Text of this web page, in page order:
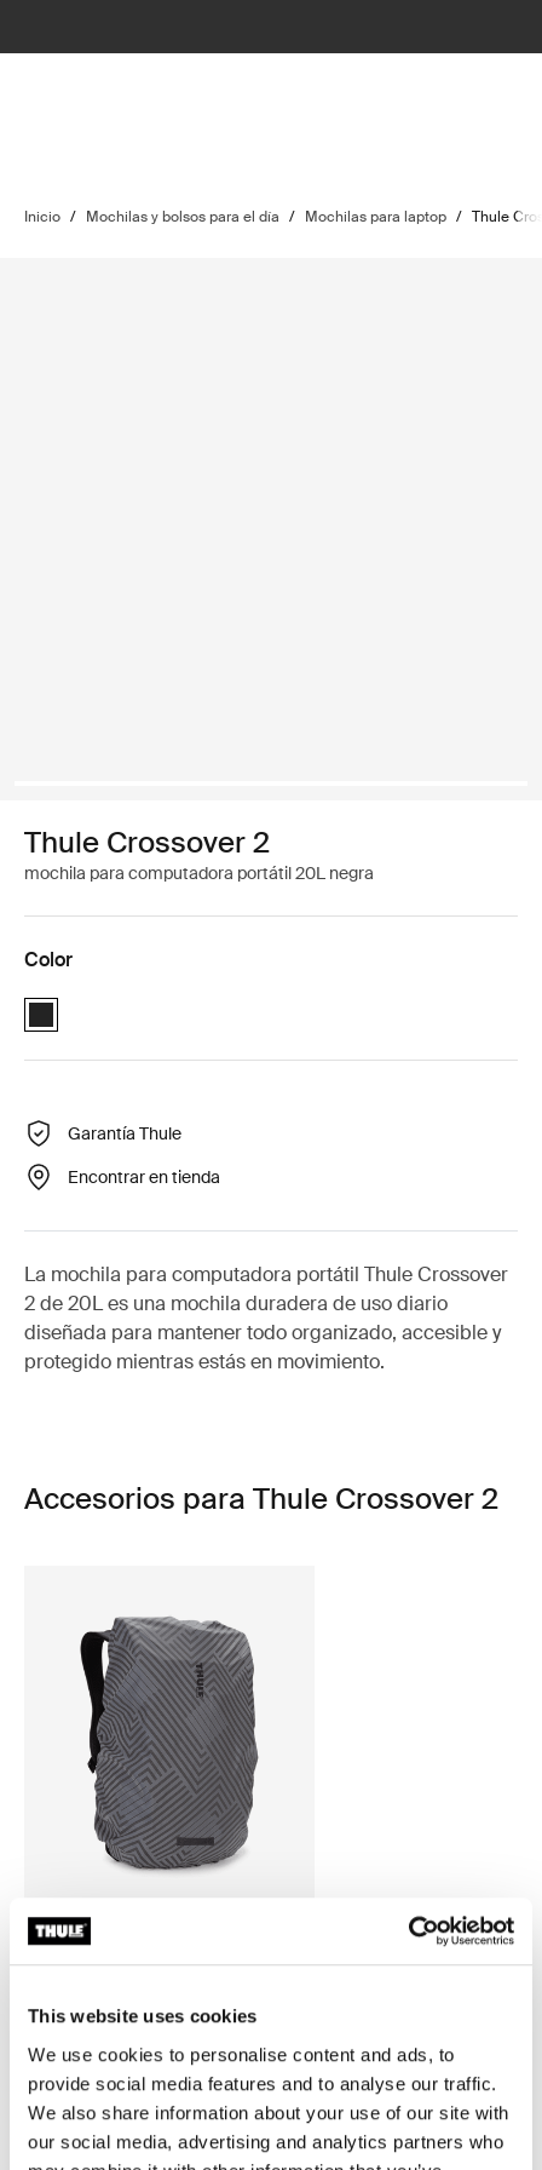
This website uses cookies
We use cookies to personalise content and ads, to
provide social media features and to analyse our traffic.
We also share information about your use of our site with
our social media, advertising and analytics partners who
Inicio / Mochilas y bolsos para el día / Mochilas para laptop / Thule
Thule Crossover 2
mochila para computadora portátil 20L negra
Color
Thule Crossover 2 backpack 20L Negro (selected)
Garantía Thule
Encontrar en tienda
La mochila para computadora portátil Thule Crossover
2 de 20L es una mochila duradera de uso diario
diseñada para mantener todo organizado, accesible y
protegido mientras estás en movimiento.
Accesorios para Thule Crossover 2
Thule backpack rain cover
universal color plata